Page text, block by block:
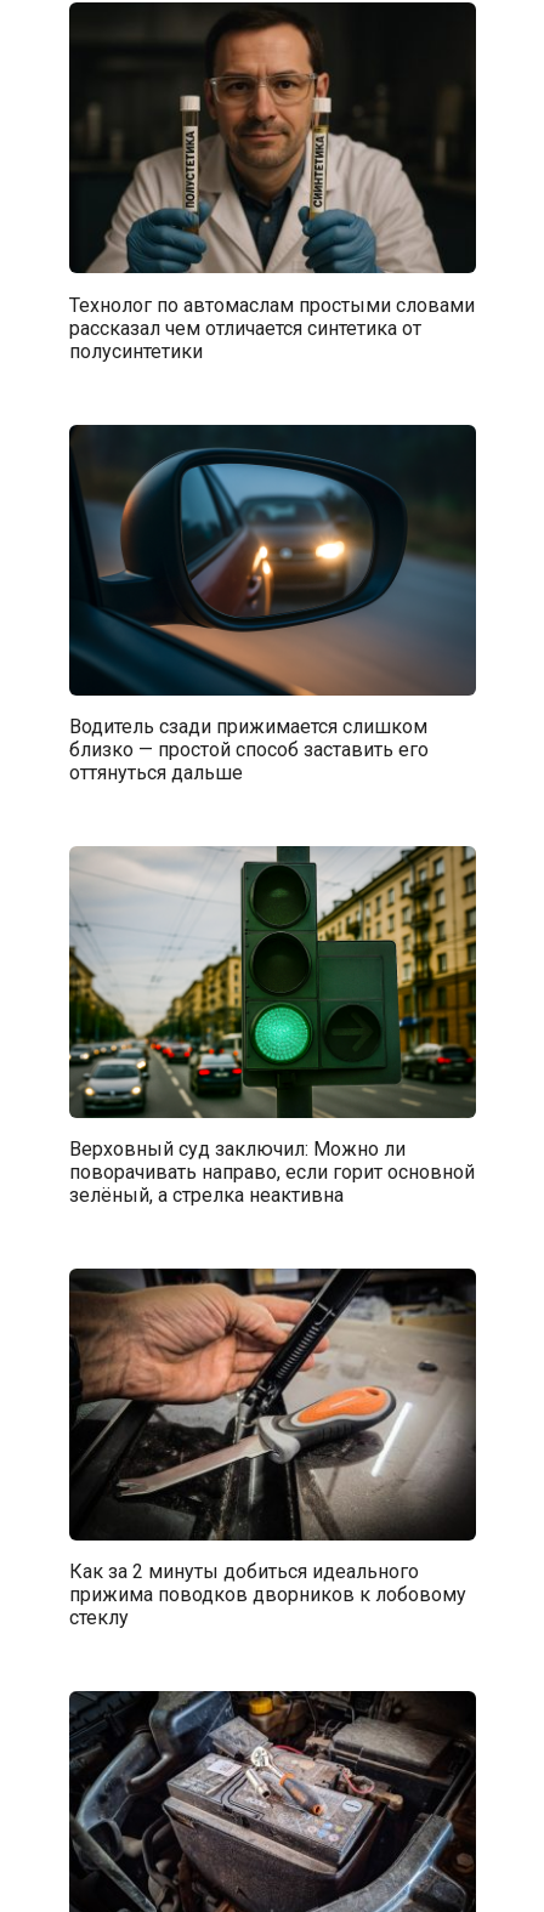
Технолог по автомаслам простыми словами
рассказал чем отличается синтетика от
полусинтетики
Водитель сзади прижимается слишком
близко — простой способ заставить его
оттянуться дальше
Верховный суд заключил: Можно ли
поворачивать направо, если горит основной
зелёный, а стрелка неактивна
Как за 2 минуты добиться идеального
прижима поводков дворников к лобовому
стеклу